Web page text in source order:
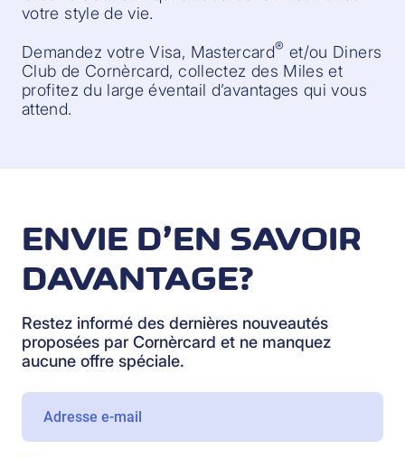
votre style de vie.
Demandez votre Visa, Mastercard® et/ou Diners
Club de Cornèrcard, collectez des Miles et
profitez du large éventail d’avantages qui vous
attend.
ENVIE D’EN SAVOIR
DAVANTAGE?
Restez informé des dernières nouveautés
proposées par Cornèrcard et ne manquez
aucune offre spéciale.